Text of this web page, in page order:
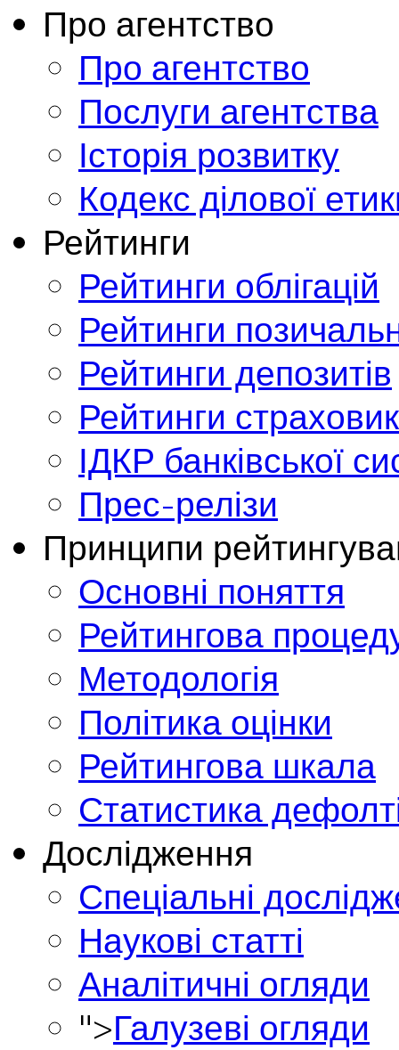
Про агентство
Про агентство
Послуги агентства
Історія розвитку
Кодекс ділової
Рейтинги
Рейтинги облігацій
Рейтинги
Рейтинги депозитів
Рейтинги
ІДКР банківської
Прес-релізи
Принципи
Основні поняття
Рейтингова
Методологія
Політика оцінки
Рейтингова шкала
Статистика
Дослідження
Спеціальні
Наукові статті
Аналітичні огляди
">Галузеві огляди